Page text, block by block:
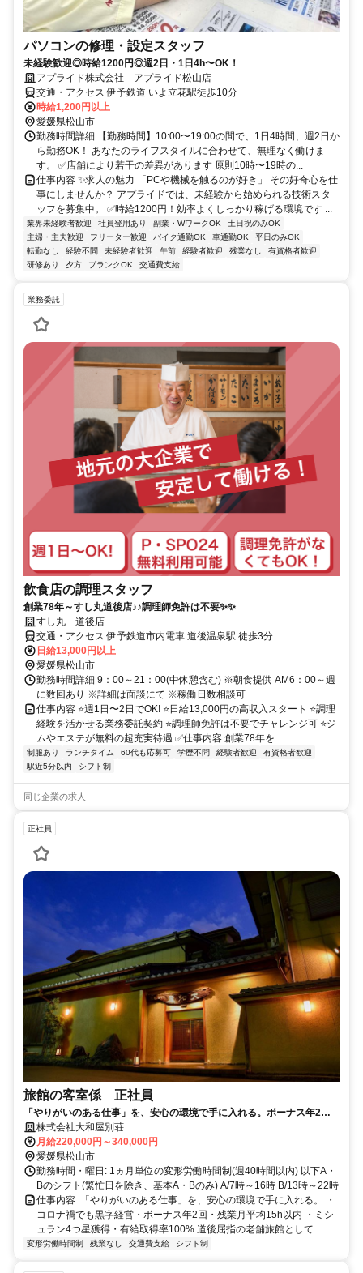
パソコンの修理・設定スタッフ
未経験歓迎◎時給1200円◎週2日・1日4h〜OK！
アプライド株式会社 アプライド松山店
交通・アクセス 伊予鉄道 いよ立花駅徒歩10分
時給1,200円以上
愛媛県松山市
勤務時間詳細 【勤務時間】10:00〜19:00の間で、1日4時間、週2日か
ら勤務OK！ あなたのライフスタイルに合わせて、無理なく働けま
す。 ✅店舗により若干の差異があります 原則10時〜19時の...
仕事内容 ✨求人の魅力 「PCや機械を触るのが好き」 その好奇心を仕
事にしませんか？ アプライドでは、未経験から始められる技術スタ
ッフを募集中。 ✅時給1200円！効率よくしっかり稼げる環境です ...
業界未経験者歓迎 社員登用あり 副業・WワークOK
土日祝のみOK
主婦・主夫歓迎
フリーター歓迎 バイク通勤OK 車通勤OK
平日のみOK
転勤なし
経験不問 未経験者歓迎 午前 経験者歓迎 残業なし
有資格者歓迎
研修あり
夕方 ブランクOK 交通費支給
業務委託
飲食店の調理スタッフ
創業78年～すし丸道後店♪♪調理師免許は不要✨✨
すし丸 道後店
交通・アクセス 伊予鉄道市内電車 道後温泉駅 徒歩3分
日給13,000円以上
愛媛県松山市
勤務時間詳細 9：00～21：00(中休憩含む) ※朝食提供 AM6：00～週
に数回あり ※詳細は面談にて ※稼働日数相談可
仕事内容 ⭐週1日〜2日でOK! ⭐日給13,000円の高収入スタート ⭐調理
経験を活かせる業務委託契約 ⭐調理師免許は不要でチャレンジ可 ⭐ジ
ムやエステが無料の超充実待遇 ✅仕事内容 創業78年を...
制服あり ランチタイム 60代も応募可 学歴不問 経験者歓迎
有資格者歓迎
駅近5分以内
シフト制
同じ企業の求人
正社員
旅館の客室係 正社員
「やりがいのある仕事」を、安心の環境で手に入れる。ボーナス年2
回。残業月平均15h以内。賞与年2回
株式会社大和屋別荘
月給220,000円～340,000円
愛媛県松山市
勤務時間・曜日: 1ヵ月単位の変形労働時間制(週40時間以内) 以下A・
Bのシフト(繁忙日を除き、基本A・Bのみ) A/7時～16時 B/13時～22時
仕事内容: 「やりがいのある仕事」を、安心の環境で手に入れる。 ・
コロナ禍でも黒字経営・ボーナス年2回・残業月平均15h以内 ・ミシ
ュラン4つ星獲得・有給取得率100% 道後屈指の老舗旅館として...
変形労働時間制 残業なし 交通費支給 シフト制